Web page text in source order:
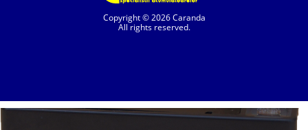
Copyright © 2026 Caranda
All rights reserved.